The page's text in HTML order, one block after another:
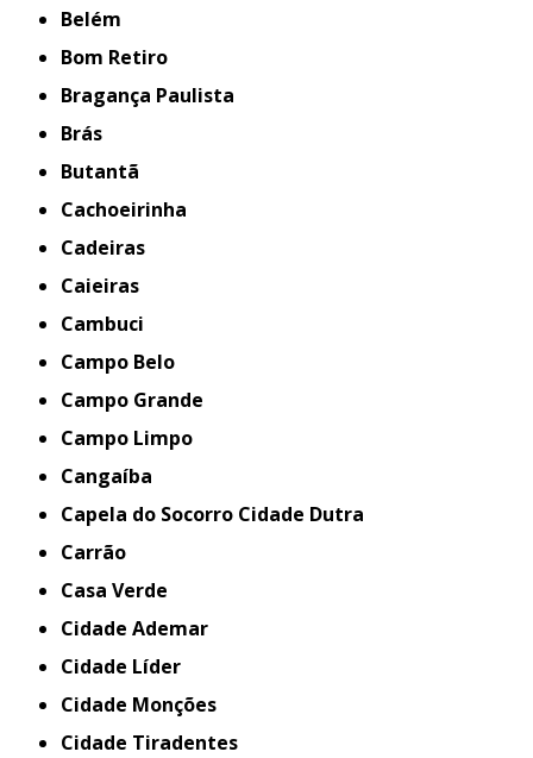
Belém
Bom Retiro
Bragança Paulista
Brás
Butantã
Cachoeirinha
Cadeiras
Caieiras
Cambuci
Campo Belo
Campo Grande
Campo Limpo
Cangaíba
Capela do Socorro Cidade Dutra
Carrão
Casa Verde
Cidade Ademar
Cidade Líder
Cidade Monções
Cidade Tiradentes